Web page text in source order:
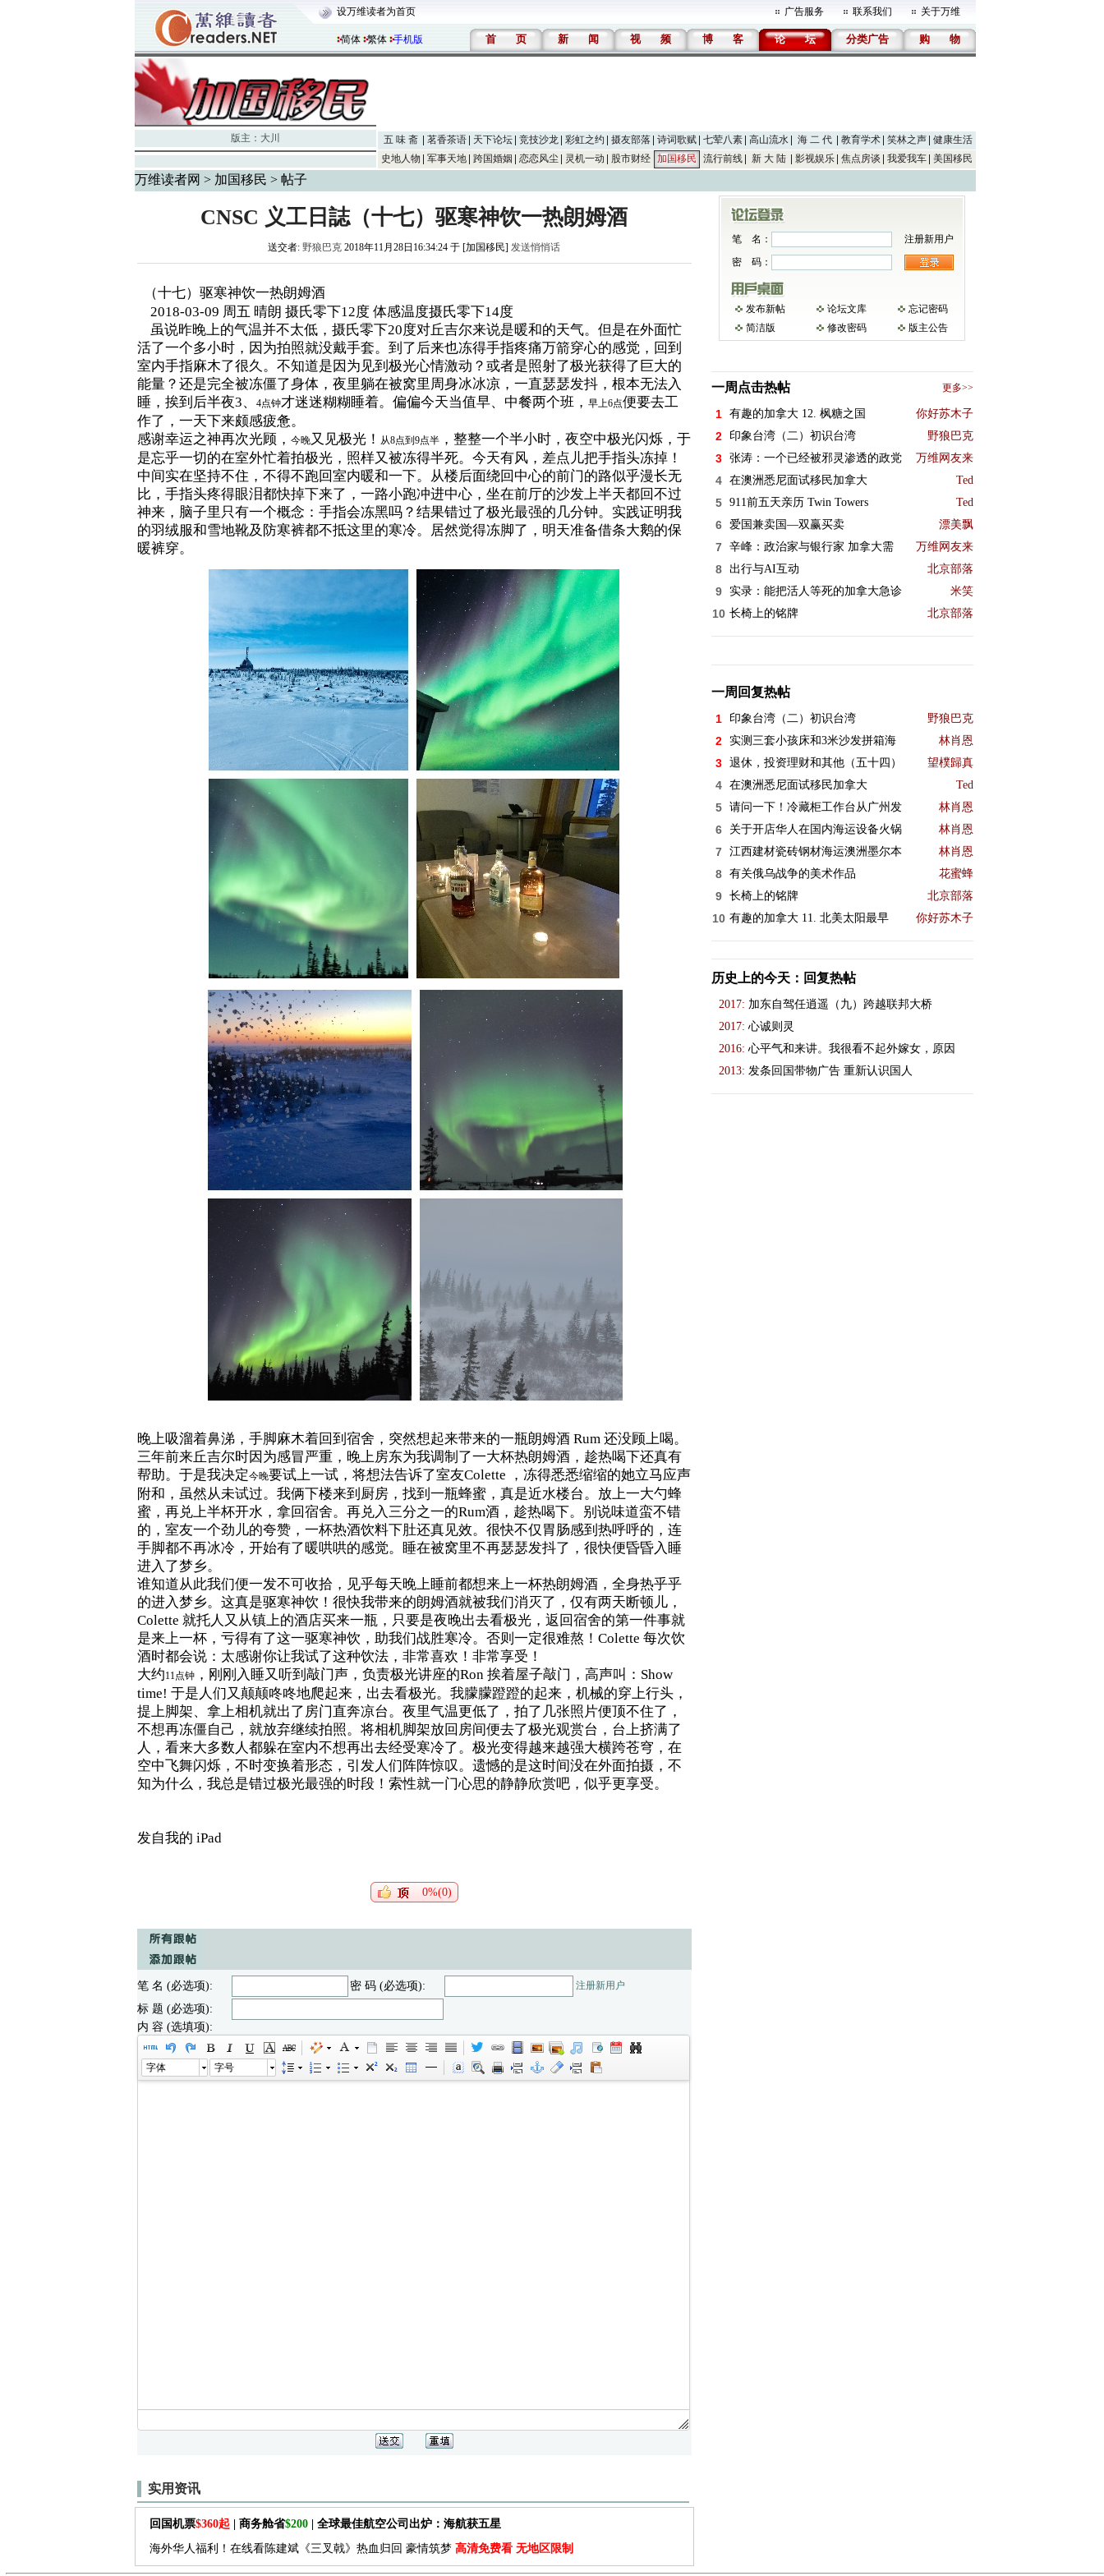
设万维读者为首页 广告服务 联系我们 关于万维
简体 繁体 手机版 首 页 新 闻 视 频 博 客 论 坛 分类广告 购 物
版主： 大川 五 味 斋 茗香茶语 天下论坛 竞技沙龙 彩虹之约 摄友部落 诗词歌赋 七荤八素 高山流水 海 二 代 教育学术 笑林之声
健康生活
史地人物
军事天地 跨国婚姻 恋恋风尘 灵机一动 股市财经 加国移民 流行前线 新 大 陆 影视娱乐 焦点房谈 我爱我车 美国移民
万维读者网 > 加国移民 > 帖子
CNSC 义工日誌（十七）驱寒神饮一热朗姆酒
送交者: 野狼巴克 2018年11月28日16:34:24 于 [加国移民] 发送悄悄话
（十七）驱寒神饮一热朗姆酒
2018-03-09 周五 晴朗 摄氏零下12度 体感温度摄氏零下14度
虽说昨晚上的气温并不太低，摄氏零下20度对丘吉尔来说是暖和的天气。但是在外面忙
活了一个多小时，因为拍照就没戴手套。到了后来也冻得手指疼痛万箭穿心的感觉，回到
室内手指麻木了很久。不知道是因为见到极光心情激动？或者是照射了极光获得了巨大的
能量？还是完全被冻僵了身体，夜里躺在被窝里周身冰冰凉，一直瑟瑟发抖，根本无法入
睡，挨到后半夜3、
4点钟才迷迷糊糊睡着。偏偏今天当值早、中餐两个班， 早上6点便要去工
作了，一天下来颇感疲惫。
感谢幸运之神再次光顾， 今晚又见极光！ 从8点到9点半，整整一个半小时，夜空中极光闪烁，于
是忘乎一切的在室外忙着拍极光，照样又被冻得半死。今天有风，差点儿把手指头冻掉！
中间实在坚持不住，不得不跑回室内暖和一下。从楼后面绕回中心的前门的路似乎漫长无
比，手指头疼得眼泪都快掉下来了，一路小跑冲进中心，坐在前厅的沙发上半天都回不过
神来，脑子里只有一个概念：手指会冻黑吗？结果错过了极光最强的几分钟。实践证明我
的羽绒服和雪地靴及防寒裤都不抵这里的寒冷。居然觉得冻脚了，明天准备借条大鹅的保
暖裤穿。
晚上吸溜着鼻涕，手脚麻木着回到宿舍，突然想起来带来的一瓶朗姆酒 Rum 还没顾上喝。
三年前来丘吉尔时因为感冒严重，晚上房东为我调制了一大杯热朗姆酒，趁热喝下还真有
帮助。于是我决定今晚要试上一试，将想法告诉了室友Colette ，冻得悉悉缩缩的她立马应声
附和，虽然从未试过。我俩下楼来到厨房，找到一瓶蜂蜜，真是近水楼台。放上一大勺蜂
蜜，再兑上半杯开水，拿回宿舍。再兑入三分之一的Rum酒，趁热喝下。别说味道蛮不错
的，室友一个劲儿的夸赞，一杯热酒饮料下肚还真见效。很快不仅胃肠感到热呼呼的，连
手脚都不再冰冷，开始有了暖哄哄的感觉。睡在被窝里不再瑟瑟发抖了，很快便昏昏入睡
进入了梦乡。
谁知道从此我们便一发不可收拾，见乎每天晚上睡前都想来上一杯热朗姆酒，全身热乎乎
的进入梦乡。这真是驱寒神饮！很快我带来的朗姆酒就被我们消灭了，仅有两天断顿儿，
Colette 就托人又从镇上的酒店买来一瓶，只要是夜晚出去看极光，返回宿舍的第一件事就
是来上一杯，亏得有了这一驱寒神饮，助我们战胜寒冷。否则一定很难熬！Colette 每次饮
酒时都会说：太感谢你让我试了这种饮法，非常喜欢！非常享受！
大约11点钟，刚刚入睡又听到敲门声，负责极光讲座的Ron 挨着屋子敲门，高声叫：Show
time! 于是人们又颠颠咚咚地爬起来，出去看极光。我朦朦蹬蹬的起来，机械的穿上行头，
提上脚架、拿上相机就出了房门直奔凉台。夜里气温更低了，拍了几张照片便顶不住了，
不想再冻僵自己，就放弃继续拍照。将相机脚架放回房间便去了极光观赏台，台上挤满了
人，看来大多数人都躲在室内不想再出去经受寒冷了。极光变得越来越强大横跨苍穹，在
空中飞舞闪烁，不时变换着形态，引发人们阵阵惊叹。遗憾的是这时间没在外面拍摄，不
知为什么，我总是错过极光最强的时段！索性就一门心思的静静欣赏吧，似乎更享受。
发自我的 iPad
0%(0)
笔 名 (必选项): 密 码 (必选项): 注册新用户
标 题 (必选项):
内 容 (选填项):
字体 字号
实用资讯
回国机票$360起 | 商务舱省$200| 全球最佳航空公司出炉：海航获五星
海外华人福利！在线看陈建斌《三叉戟》热血归回 豪情筑梦 高清免费看 无地区限制
笔 名：
注册新用户
密 码：
发布新帖 论坛文库
忘记密码
简洁版
修改密码 版主公告
一周点击热帖 更多>>
1 有趣的加拿大 12. 枫糖之国 你好苏木子
2 印象台湾（二）初识台湾 野狼巴克
3 张涛：一个已经被邪灵渗透的政党 万维网友来
4 在澳洲悉尼面试移民加拿大 Ted
5 911前五天亲历 Twin Towers Ted
6 爱国兼卖国—双赢买卖 漂美飘
7 辛峰：政治家与银行家 加拿大需 万维网友来
8 出行与AI互动 北京部落
9 实录：能把活人等死的加拿大急诊 米笑
10 长椅上的铭牌 北京部落
一周回复热帖
1 印象台湾（二）初识台湾 野狼巴克
2 实测三套小孩床和3米沙发拼箱海 林肖恩
3 退休，投资理财和其他（五十四） 望樸歸真
4 在澳洲悉尼面试移民加拿大 Ted
5 请问一下！冷藏柜工作台从广州发 林肖恩
6 关于开店华人在国内海运设备火锅 林肖恩
7 江西建材瓷砖钢材海运澳洲墨尔本 林肖恩
8 有关俄乌战争的美术作品 花蜜蜂
9 长椅上的铭牌 北京部落
10 有趣的加拿大 11. 北美太阳最早 你好苏木子
历史上的今天：回复热帖
2017: 加东自驾任逍遥（九）跨越联邦大桥
2017: 心诚则灵
2016: 心平气和来讲。我很看不起外嫁女，原因
2013: 发条回国带物广告 重新认识国人